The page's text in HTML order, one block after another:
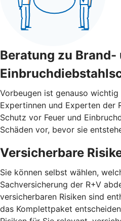
Beratung zu Brand-
Vorbeugen ist genauso
Expertinnen und Experten der
Schutz vor Feuer und
Schäden vor, bevor sie
Versicherbare
Sie können selbst wählen,
Sachversicherung der R+V
versicherbaren Risiken sind
das Komplettpaket